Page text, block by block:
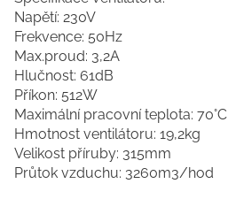
Napětí: 230V
Frekvence: 50Hz
Max.proud: 3,2A
Hlučnost: 61dB
Příkon: 512W
Maximální pracovní teplota: 70°C
Hmotnost ventilátoru: 19,2kg
Velikost příruby: 315mm
Průtok vzduchu: 3260m3/hod